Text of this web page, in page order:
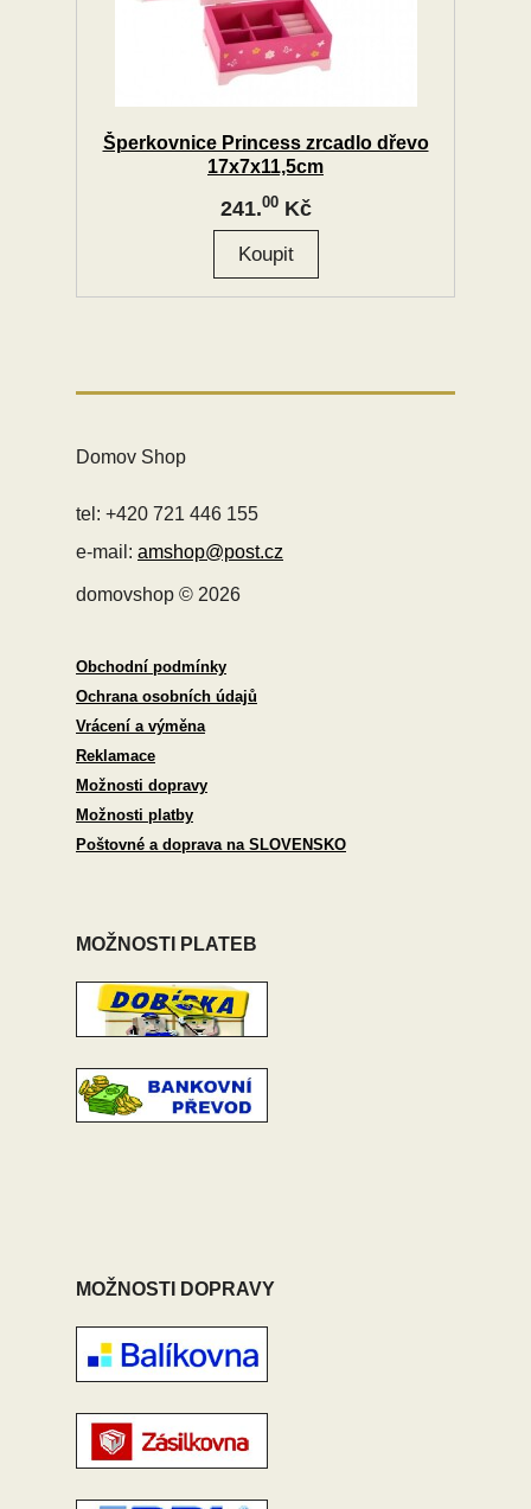
Šperkovnice Princess zrcadlo dřevo
17x7x11,5cm
241.00Kč
Domov Shop
tel: +420 721 446 155
e-mail: amshop@post.cz
domovshop © 2026
Obchodní podmínky
Ochrana osobních údajů
Vrácení a výměna
Reklamace
Možnosti dopravy
Možnosti platby
Poštovné a doprava na SLOVENSKO
MOŽNOSTI PLATEB
MOŽNOSTI DOPRAVY